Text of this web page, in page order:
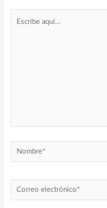
Nombre*
Correo
electrónico*